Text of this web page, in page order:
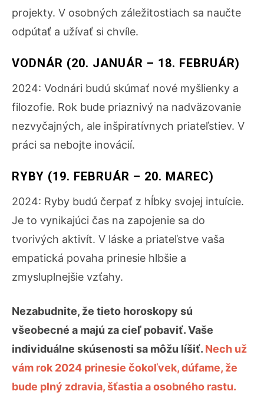
projekty. V osobných záležitostiach sa naučte
odpútať a užívať si chvíle.
VODNÁR (20. JANUÁR – 18. FEBRUÁR)
2024: Vodnári budú skúmať nové myšlienky a
filozofie. Rok bude priaznivý na nadväzovanie
nezvyčajných, ale inšpiratívnych priateľstiev. V
práci sa nebojte inovácií.
RYBY (19. FEBRUÁR – 20. MAREC)
2024: Ryby budú čerpať z hĺbky svojej intuície.
Je to vynikajúci čas na zapojenie sa do
tvorivých aktivít. V láske a priateľstve vaša
empatická povaha prinesie hlbšie a
zmysluplnejšie vzťahy.
Nezabudnite, že tieto horoskopy sú
všeobecné a majú za cieľ pobaviť. Vaše
individuálne skúsenosti sa môžu líšiť. Nech už
vám rok 2024 prinesie čokoľvek, dúfame, že
bude plný zdravia, šťastia a osobného rastu.